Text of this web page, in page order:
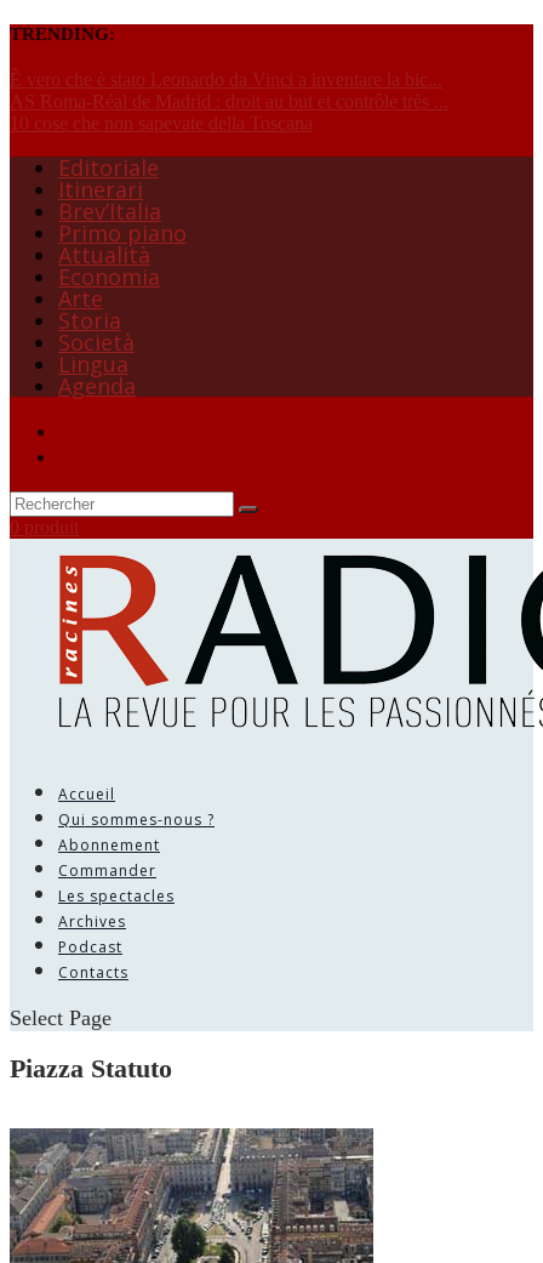
TRENDING:
È vero che è stato Leonardo da Vinci a inventare la bic...
AS Roma-Réal de Madrid : droit au but et contrôle très ...
10 cose che non sapevate della Toscana
Editoriale
Itinerari
Brev’Italia
Primo piano
Attualità
Economia
Arte
Storia
Società
Lingua
Agenda
0 produit
Accueil
Qui sommes-nous ?
Abonnement
Commander
Les spectacles
Archives
Podcast
Contacts
Select Page
Piazza Statuto